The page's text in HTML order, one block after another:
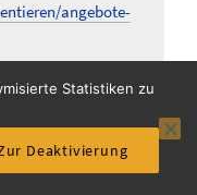
angebote-
Mathematik- und
Statistiken zu
Deaktivierung